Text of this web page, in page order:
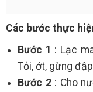
Các bước thực
Bước 1 : Lạc
Tỏi, ớt, gừng
Bước 2: Cho